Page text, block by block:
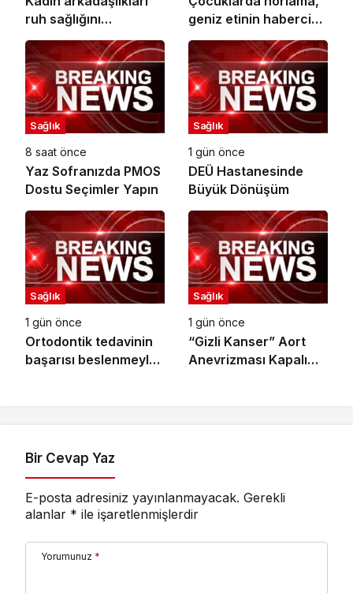
ruh sağlığını
güçlendiriyor!
geniz etinin habercisi
olabilir!
Sağlık
8 saat önce
Yaz Sofranızda PMOS
Dostu Seçimler Yapın
Sağlık
1 gün önce
DEÜ Hastanesinde
Büyük Dönüşüm
Sağlık
1 gün önce
Ortodontik tedavinin
başarısı beslenmeyle
Sağlık
1 gün önce
“Gizli Kanser” Aort
Anevrizması Kapalı
Bir Cevap Yaz
E-posta adresiniz yayınlanmayacak. Gerekli
alanlar * ile işaretlenmişlerdir
Yorumunuz *